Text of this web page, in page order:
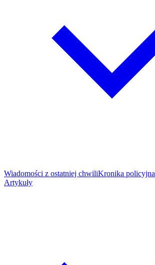
Wiadomości z ostatniej chwiliKronika policyjna
Artykuły